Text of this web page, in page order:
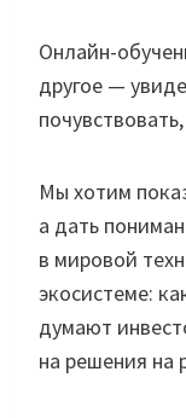
Онлайн-
другое —
Мы хотим
а дать
в мировой
экосистеме:
думают
на решения на